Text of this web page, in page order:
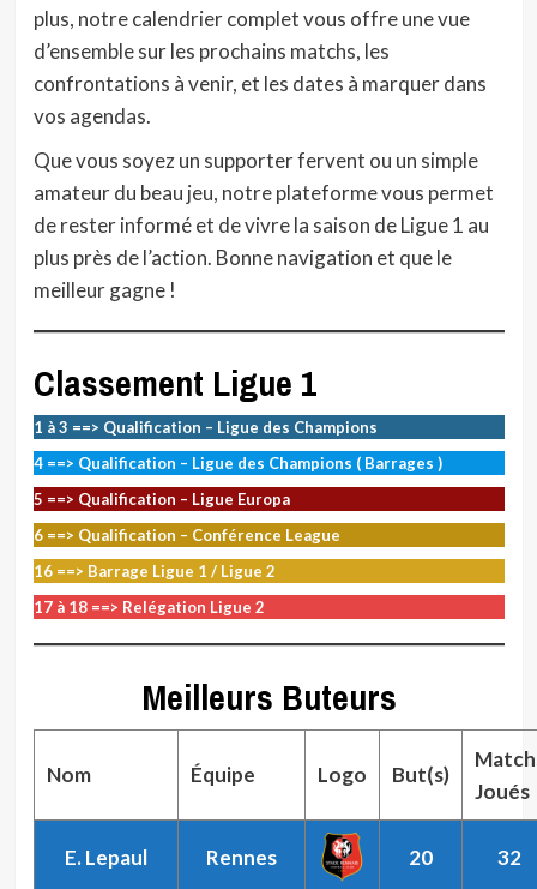
plus, notre calendrier complet vous offre une vue
d’ensemble sur les prochains matchs, les
confrontations à venir, et les dates à marquer dans
vos agendas.
Que vous soyez un supporter fervent ou un simple
amateur du beau jeu, notre plateforme vous permet
de rester informé et de vivre la saison de Ligue 1 au
plus près de l’action. Bonne navigation et que le
meilleur gagne !
Classement Ligue 1
1 à 3 ==> Qualification – Ligue des Champions
4 ==> Qualification – Ligue des Champions ( Barrages )
5 ==> Qualification – Ligue Europa
6 ==> Qualification – Conférence League
16 ==> Barrage Ligue 1 / Ligue 2
17 à 18 ==> Relégation Ligue 2
Meilleurs Buteurs
Nom Équipe Logo But(s)
Joués
E. Lepaul Rennes 20 32